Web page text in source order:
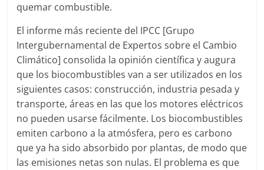
quemar combustible.
El informe más reciente del IPCC [Grupo
Intergubernamental de Expertos sobre el Cambio
Climático] consolida la opinión científica y augura
que los biocombustibles van a ser utilizados en los
siguientes casos: construcción, industria pesada y
transporte, áreas en las que los motores eléctricos
no pueden usarse fácilmente. Los biocombustibles
emiten carbono a la atmósfera, pero es carbono
que ya ha sido absorbido por plantas, de modo que
las emisiones netas son nulas. El problema es que